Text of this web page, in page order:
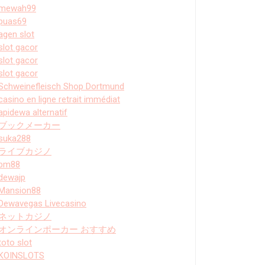
slot
gacor
gacor
gacor
Shop Dortmund
en ligne retrait immédiat
alternatif
ックメーカー
イブカジノ
Livecasino
ットカジノ
ンラインポーカー おすすめ
slot